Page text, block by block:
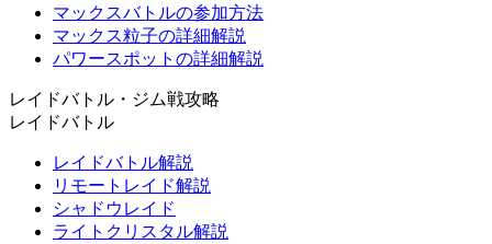
マックスバトルの参加方法
マックス粒子の詳細解説
パワースポットの詳細解説
レイドバトル・ジム戦攻略
レイドバトル
レイドバトル解説
リモートレイド解説
シャドウレイド
ライトクリスタル解説